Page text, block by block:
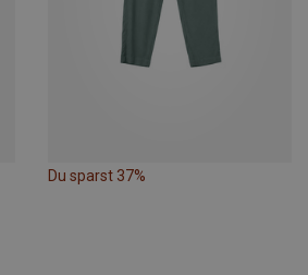
Du sparst 37%